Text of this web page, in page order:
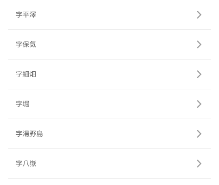
字平澤
字保気
字細畑
字堀
字湯野島
字八嶽